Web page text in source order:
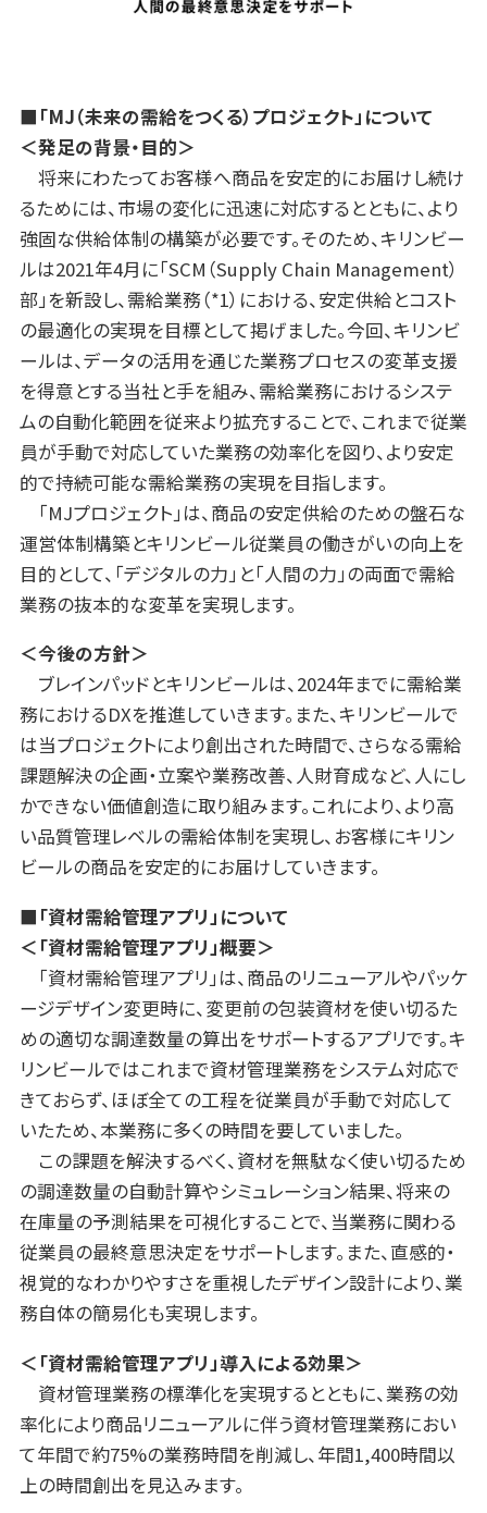
■「MJ（未来の需給をつくる）プロジェクト」について
＜発足の背景・目的＞
将来にわたってお客様へ商品を安定的にお届けし続け
るためには、市場の変化に迅速に対応するとともに、より
強固な供給体制の構築が必要です。そのため、キリンビー
ルは2021年4月に「SCM（Supply Chain Management）
部」を新設し、需給業務（*1）における、安定供給とコスト
の最適化の実現を目標として掲げました。今回、キリンビ
ールは、データの活用を通じた業務プロセスの変革支援
を得意とする当社と手を組み、需給業務におけるシステ
ムの自動化範囲を従来より拡充することで、これまで従業
員が手動で対応していた業務の効率化を図り、より安定
的で持続可能な需給業務の実現を目指します。
「MJプロジェクト」は、商品の安定供給のための盤石な
運営体制構築とキリンビール従業員の働きがいの向上を
目的として、「デジタルの力」と「人間の力」の両面で需給
業務の抜本的な変革を実現します。
＜今後の方針＞
ブレインパッドとキリンビールは、2024年までに需給業
務におけるDXを推進していきます。また、キリンビールで
は当プロジェクトにより創出された時間で、さらなる需給
課題解決の企画・立案や業務改善、人財育成など、人にし
かできない価値創造に取り組みます。これにより、より高
い品質管理レベルの需給体制を実現し、お客様にキリン
ビールの商品を安定的にお届けしていきます。
■「資材需給管理アプリ」について
＜「資材需給管理アプリ」概要＞
「資材需給管理アプリ」は、商品のリニューアルやパッケ
ージデザイン変更時に、変更前の包装資材を使い切るた
めの適切な調達数量の算出をサポートするアプリです。キ
リンビールではこれまで資材管理業務をシステム対応で
きておらず、ほぼ全ての工程を従業員が手動で対応して
いたため、本業務に多くの時間を要していました。
この課題を解決するべく、資材を無駄なく使い切るため
の調達数量の自動計算やシミュレーション結果、将来の
在庫量の予測結果を可視化することで、当業務に関わる
従業員の最終意思決定をサポートします。また、直感的・
視覚的なわかりやすさを重視したデザイン設計により、業
務自体の簡易化も実現します。
＜「資材需給管理アプリ」導入による効果＞
資材管理業務の標準化を実現するとともに、業務の効
率化により商品リニューアルに伴う資材管理業務におい
て年間で約75%の業務時間を削減し、年間1,400時間以
上の時間創出を見込みます。